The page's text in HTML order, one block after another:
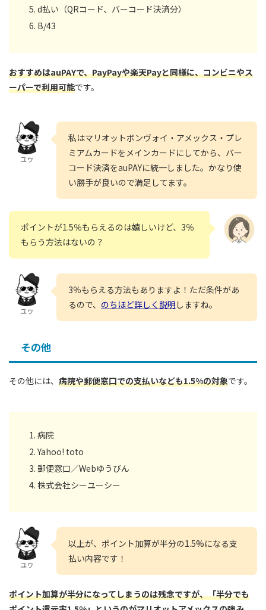
d払い（QRコード、バーコード決済分）
B/43
おすすめはauPAYで、PayPayや楽天Payと同様に、コンビニやス
ーパーで利用可能です。
ユウ
私はマリオットボンヴォイ・アメックス・プレ
ミアムカードをメインカードにしてから、バー
コード決済をauPAYに統一しました。かなり使
い勝手が良いので満足してます。
ポイントが1.5％もらえるのは嬉しいけど、3％
もらう方法はないの？
ユウ
3％もらえる方法もありますよ！ただ条件があ
るので、 のちほど詳しく説明 しますね。
その他
その他には、 病院や郵便窓口での支払いなども1.5%の対象です。
病院
Yahoo! toto
郵便窓口／Webゆうびん
株式会社シーユーシー
ユウ
以上が、ポイント加算が半分の1.5%になる支
払い内容です！
ポイント加算が半分になってしまうのは残念ですが、「半分でも